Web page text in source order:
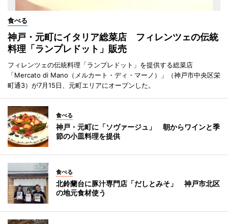
食べる
神戸・元町にイタリア総菜店 フィレンツェの伝統
料理「ランプレドット」販売
フィレンツェの伝統料理「ランプレドット」を提供する総菜店
「Mercato di Mano（メルカート・ディ・マーノ）」（神戸市中央区栄
町通3）が7月15日、元町エリアにオープンした。
食べる
神戸・元町に「ソヴァージュ」 朝からワインと季
節の小皿料理を提供
食べる
北鈴蘭台に豚汁専門店「だしとみそ」 神戸市北区
の地元食材使う